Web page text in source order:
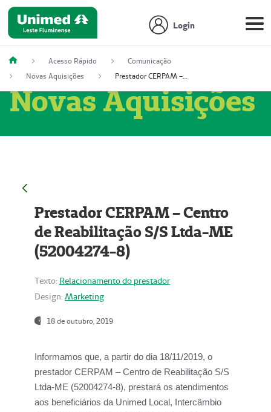
Login
Acesso Rápido
Comunicação
Novas Aquisições
Prestador CERPAM – Centro de Reabilitação S/S Ltda-ME (52004274-8)
Novas Aquisições
Prestador CERPAM – Centro
de Reabilitação S/S Ltda-ME
(52004274-8)
Texto: Relacionamento do prestador
Design: Marketing
18 de outubro, 2019
Informamos que, a partir do dia 18/11/2019, o
prestador CERPAM – Centro de Reabilitação S/S
Ltda-ME (52004274-8), prestará os atendimentos
aos beneficiários da Unimed Local, Intercâmbio